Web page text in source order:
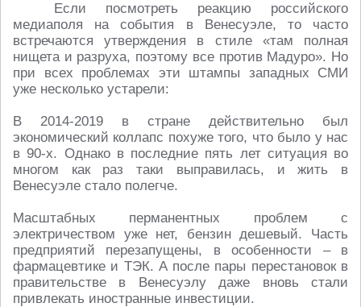
Если посмотреть реакцию российского
медиаполя на события в Венесуэле, то часто
встречаются утверждения в стиле «там полная
нищета и разруха, поэтому все против Мадуро». Но
при всех проблемах эти штампы западных СМИ
уже несколько устарели:
В 2014-2019 в стране действительно был
экономический коллапс похуже того, что было у нас
в 90-х. Однако в последние пять лет ситуация во
многом как раз таки выправилась, и жить в
Венесуэле стало полегче.
Масштабных перманентных проблем с
электричеством уже нет, бензин дешевый. Часть
предприятий перезапущены, в особенности – в
фармацевтике и ТЭК. А после пары перестановок в
правительстве в Венесуэлу даже вновь стали
привлекать иностранные инвестиции.